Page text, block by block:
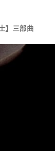
】三部曲